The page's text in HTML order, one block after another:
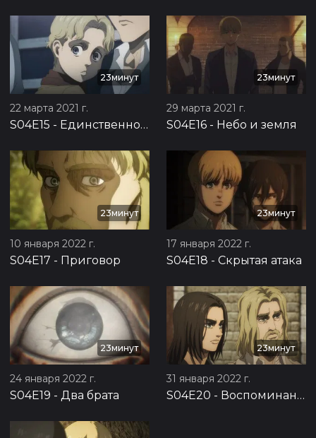
23минут
22 марта 2021 г.
S04E15 - Единственное спасение
23минут
29 марта 2021 г.
S04E16 - Небо и земля
23минут
10 января 2022 г.
S04E17 - Приговор
23минут
17 января 2022 г.
S04E18 - Скрытая атака
23минут
24 января 2022 г.
S04E19 - Два брата
23минут
31 января 2022 г.
S04E20 - Воспоминания о будущем